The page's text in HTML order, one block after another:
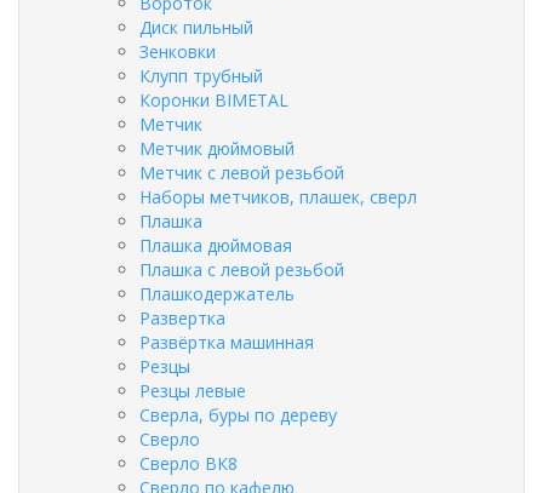
Диск пильный
Зенковки
Клупп трубный
Коронки BIMETAL
Метчик
Метчик дюймовый
Метчик с левой резьбой
Наборы метчиков, плашек, сверл
Плашка
Плашка дюймовая
Плашка с левой резьбой
Плашкодержатель
Развертка
Развёртка машинная
Резцы
Резцы левые
Сверла, буры по дереву
Сверло
Сверло ВК8
Сверло по кафелю